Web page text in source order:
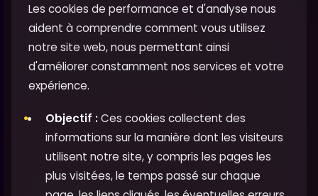
Les cookies de performance et d'analyse nous
aident à comprendre comment vous utilisez
notre site web, nous permettant ainsi
d'améliorer constamment nos services et votre
expérience.
Objectif :Ces cookies collectent des
informations sur la manière dont les visiteurs
utilisent notre site, y compris les pages les
plus visitées, le temps passé sur chaque